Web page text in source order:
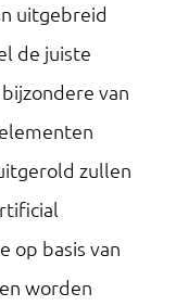
uitgebreid
de juiste
van
zullen
op basis van
worden